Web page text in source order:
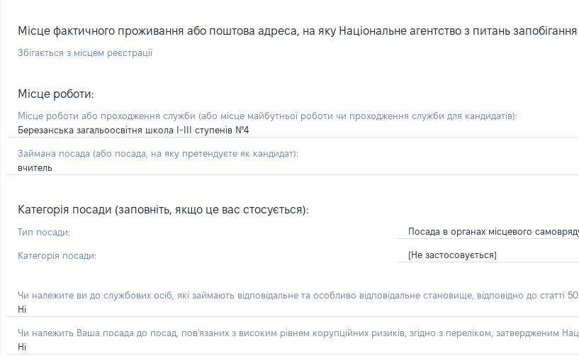
Місце фактичного проживання або поштова адреса, на яку Національне агентство з питань
Збігається з місцем реєстрації
Місце роботи:
Місце роботи або проходження служби (або місце майбутньої роботи чи проходження служби для кандидатів):
Березанська загальоосвітня школа І-ІІІ ступенів №4
Займана посада (або посада, на яку претендуєте як кандидат):
вчитель
Категорія посади (заповніть, якщо це вас стосується):
Тип посади: Посада в органах місцевого
Категорія посади: [Не застосовується]
Чи належите ви до службових осіб, які займають відповідальне та особливо відповідальне становище, відповідно до статті
Ні
Чи належить Ваша посада до посад, пов'язаних з високим рівнем корупційних ризиків, згідно з переліком, затвердженим
Ні